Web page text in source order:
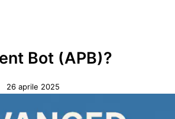
Bot (APB)?
26 aprile 2025